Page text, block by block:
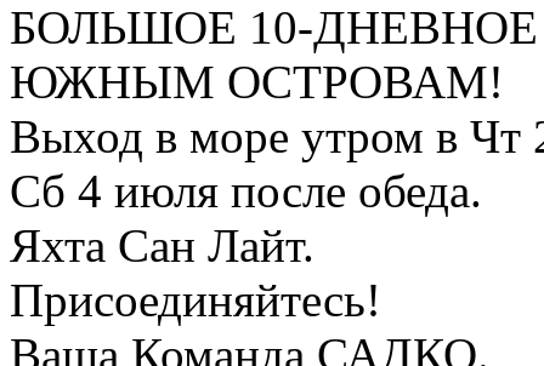
БОЛЬШОЕ 10-
ЮЖНЫМ ОСТРОВАМ!
Выход в море утром в Чт
Сб 4 июля после обеда.
Яхта Сан Лайт.
Присоединяйтесь!
Ваша Команда САДКО.